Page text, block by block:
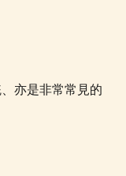
亦是非常常見的